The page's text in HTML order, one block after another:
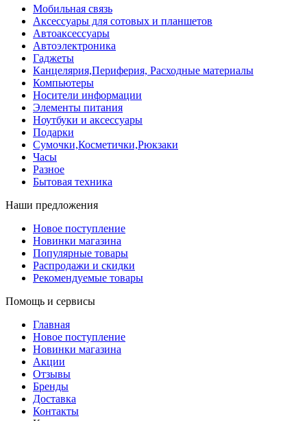
Мобильная связь
Аксессуары для сотовых и планшетов
Автоаксессуары
Автоэлектроника
Гаджеты
Канцелярия,Периферия, Расходные материалы
Компьютеры
Носители информации
Элементы питания
Ноутбуки и аксессуары
Подарки
Сумочки,Косметички,Рюкзаки
Часы
Разное
Бытовая техника
Наши предложения
Новое поступление
Новинки магазина
Популярные товары
Распродажи и скидки
Рекомендуемые товары
Помощь и сервисы
Главная
Новое поступление
Новинки магазина
Акции
Отзывы
Бренды
Доставка
Контакты